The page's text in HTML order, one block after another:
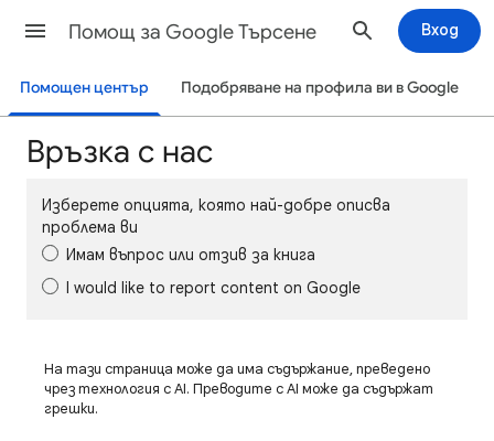
Помощ за Google Търсене Вход
Помощен център Подобряване на профила ви в Google
Връзка с нас
Изберете опцията, която най-добре описва
проблема ви
Имам въпрос или отзив за книга
I would like to report content on Google
На тази страница може да има съдържание, преведено
чрез технология с AI. Преводите с AI може да съдържат
грешки.